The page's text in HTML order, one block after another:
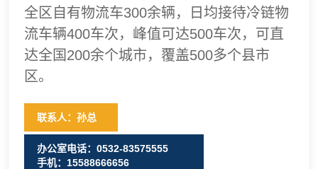
全区自有物流车300余辆，日均接待冷链物
流车辆400车次，峰值可达500车次，可直
达全国200余个城市，覆盖500多个县市
区。
联系人：孙总
办公室电话：0532-83575555
手机：15588666656